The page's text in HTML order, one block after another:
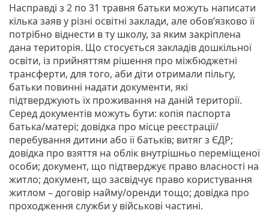
Насправді з 2 по 31 травня батьки можуть написати
кілька заяв у різні освітні заклади, але обов’язково її
потрібно віднести в ту школу, за яким закріплена
дана територія. Що стосується закладів дошкільної
освіти, із прийняттям рішення про міжбюджетні
трансферти, для того, аби діти отримали пільгу,
батьки повинні надати документи, які
підтверджують їх проживання на даній території.
Серед документів можуть бути: копія паспорта
батька/матері; довідка про місце реєстрації/
перебування дитини або її батьків; витяг з ЄДР;
довідка про взяття на облік внутрішньо переміщеної
особи; документ, що підтверджує право власності на
житло; документ, що засвідчує право користування
житлом – договір найму/оренди тощо; довідка про
проходження служби у військові частині.